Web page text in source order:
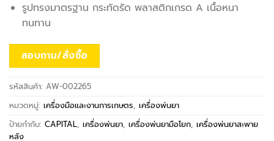
รูปทรงมาตรฐาน กระทัดรัด พลาสติกเกรด A เนื้อหนา
ทนทาน
สอบถาม/สั่งซื้อ
รหัสสินค้า: AW-002265
หมวดหมู่: เครื่องมือและงานการเกษตร, เครื่องพ่นยา
ป้ายกำกับ: CAPITAL, เครื่องพ่นยา, เครื่องพ่นยามือโยก, เครื่องพ่นยาสะพาย
หลัง